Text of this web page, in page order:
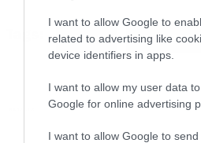
I want to allow Google to
related to advertising like
device identifiers in apps.
I want to allow my user data
Google for online advertising
I want to allow Google to send
Αυτοί είναι οι τίτλοι τους
Chapter Five: Shock Jock
Chapter Six: Escape
NETFLIX STRANGER